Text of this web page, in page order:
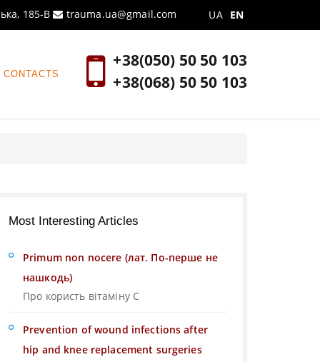
UA EN
185-В trauma.ua@gmail.com
CONTACTS
+38(050) 50 50 103
+38(068) 50 50 103
Most Interesting Articles
Primum non nocere (лат. По-перше не
нашкодь)
Про користь вітаміну С
Prevention of wound infections after
hip and knee replacement surgeries